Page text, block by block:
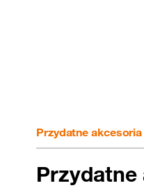
Przydatne akcesoria